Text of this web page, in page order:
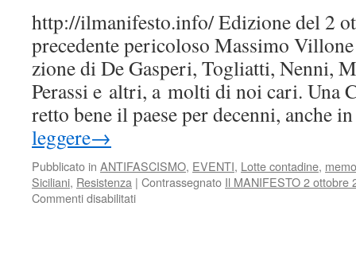
http://ilmanifesto.info/ Edizione del 2
precedente pericoloso Massimo
zione di De Gasperi, Togliatti, Nenni,
Perassi e altri, a molti di noi cari. Una
retto bene il paese per decenni, anche
leggere→
Pubblicato in ANTIFASCISMO, EVENTI, Lotte contadine,
Siciliani, Resistenza | Contrassegnato Il MANIFESTO 2 ottobre
Commenti disabilitatisu